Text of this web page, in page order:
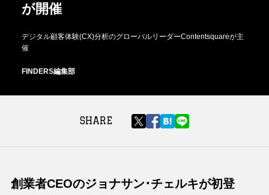
が開催
デジタル顧客体験(CX)分析のグローバルリーダーContentsquareが主
催
FINDERS編集部
SHARE
創業者CEOのジョナサン･チェルキが初登